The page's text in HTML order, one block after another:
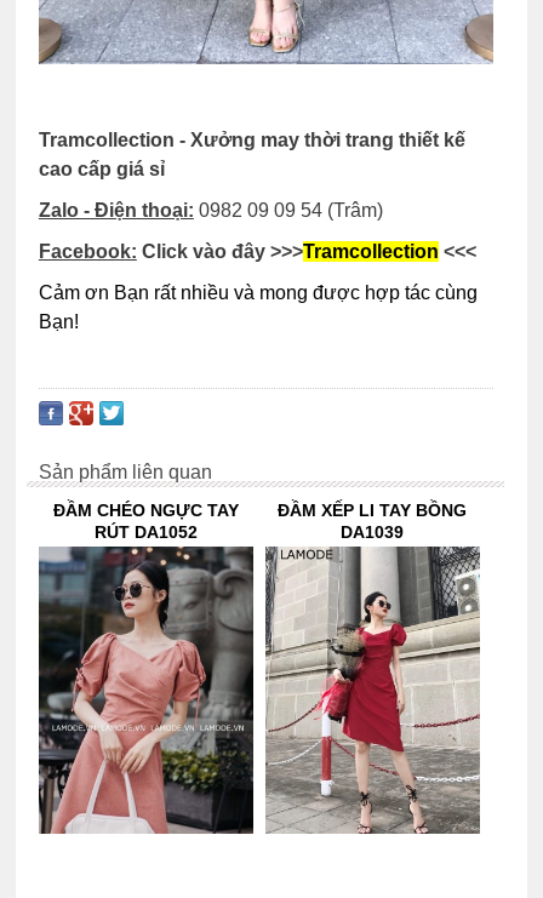
Tramcollection - Xưởng may thời trang thiết kế
cao cấp giá sỉ
Zalo - Điện thoại: 0982 09 09 54 (Trâm)
Facebook: Click vào đây >>>Tramcollection <<<
Cảm ơn Bạn rất nhiều và mong được hợp tác cùng
Bạn!
Sản phẩm liên quan
ĐẦM CHÉO NGỰC TAY
RÚT DA1052
ĐẦM XẾP LI TAY BỒNG
DA1039